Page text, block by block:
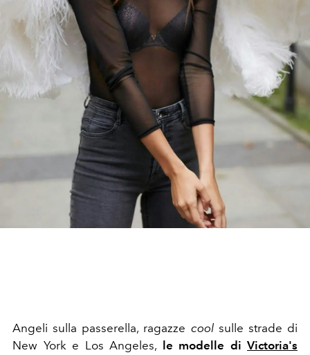
Angeli sulla passerella, ragazze coolsulle strade di
New York e Los Angeles,
le modelle di Victoria's